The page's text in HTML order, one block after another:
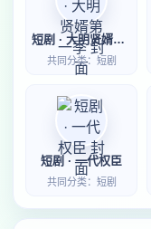
短剧 · 大明贤婿第一季
共同分类：短剧
短剧 · 一代权臣
共同分类：短剧